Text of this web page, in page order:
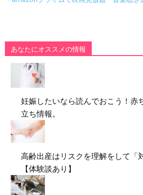
あなたにオススメの情報
妊娠したいなら読んでおこう！赤
立ち情報。
高齢出産はリスクを理解をして「
【体験談あり】